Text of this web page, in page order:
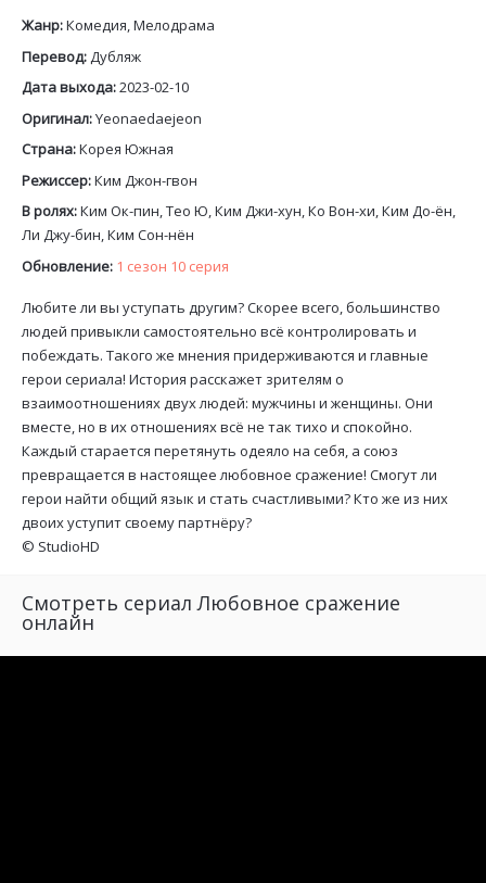
Жанр:Комедия, Мелодрама
Перевод: Дубляж
Дата выхода:2023-02-10
Оригинал:Yeonaedaejeon
Страна:Корея Южная
Режиссер:Ким Джон-гвон
В ролях:Ким Ок-пин, Тео Ю, Ким Джи-хун, Ко Вон-хи, Ким До-ён,
Ли Джу-бин, Ким Сон-нён
Обновление: 1 сезон 10 серия
Любите ли вы уступать другим? Скорее всего, большинство
людей привыкли самостоятельно всё контролировать и
побеждать. Такого же мнения придерживаются и главные
герои сериала! История расскажет зрителям о
взаимоотношениях двух людей: мужчины и женщины. Они
вместе, но в их отношениях всё не так тихо и спокойно.
Каждый старается перетянуть одеяло на себя, а союз
превращается в настоящее любовное сражение! Смогут ли
герои найти общий язык и стать счастливыми? Кто же из них
двоих уступит своему партнёру?
© StudioHD
Смотреть сериал Любовное сражение
онлайн